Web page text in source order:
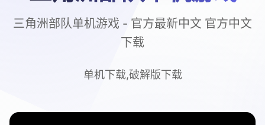
三角洲部队单机游戏 - 官方最新中文 官方中文
下载
单机下载,破解版下载